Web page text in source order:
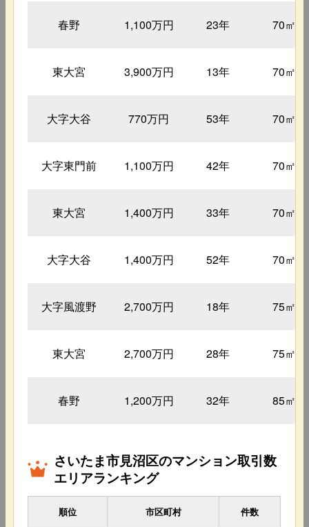
春野 1,100万円 23年 70㎡
東大宮 3,900万円 13年 70㎡
大字大谷 770万円 53年 70㎡
大字東門前 1,100万円 42年 70㎡
東大宮 1,400万円 33年 70㎡
大字大谷 1,400万円 52年 70㎡
大字風渡野 2,700万円 18年 75㎡
東大宮 2,700万円 28年 75㎡
春野 1,200万円 32年 85㎡
さいたま市見沼区のマンション取引数
エリアランキング
順位 市区町村 件数